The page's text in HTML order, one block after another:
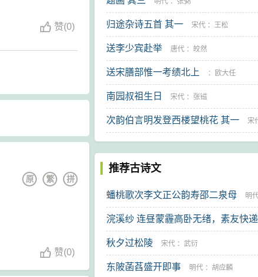
赞(0)
拼
繁
原
赞(0)
归途杂诗五首 其一 宋代 ： 王松
送李少宾赴举 唐代 ： 皎然
送宋膳部惟一考绩北上 ： 欧大任
南园叔祖生日 宋代 ： 张镃
次韵伯言明发登西楼望桃花 其一 宋
推荐古诗文
蟠桃歌次李文正公韵寿邵二泉母 明
俊
浣溪纱 连昼蒙霾高卧无绪，素友快
笥，地址有误几未果收，仍倚前调
秋夕过松陵 宋代 ： 武衍
东陂菡萏盛开即事 明代 ： 胡应麟